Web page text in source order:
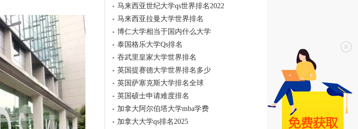
马来西亚世纪大学qs世界排名2022
马来西亚拉曼大学世界排名
博仁大学相当于国内什么大学
泰国格乐大学Qs排名
吞武里皇家大学世界排名
英国提赛德大学世界排名多少
英国萨塞克斯大学排名全球
英国硕士申请难度排名
加拿大阿尔伯塔大学mba学费
加拿大大学qs排名2025